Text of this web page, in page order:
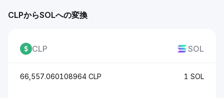
CLPからSOLへの変換
CLP SOL
66,557.060108964 CLP 1 SOL